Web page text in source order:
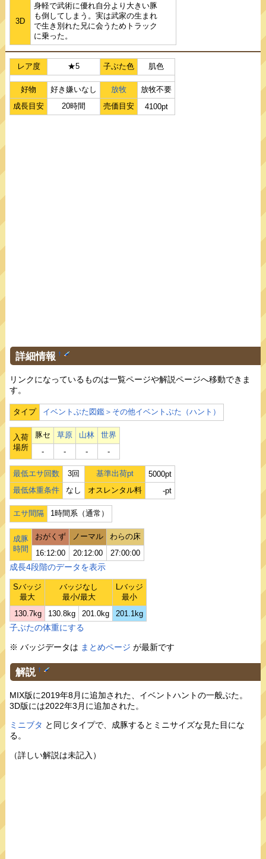
3D
身軽で武術に優れ自分より大きい豚
も倒してしまう。実は武家の生まれ
で生き別れた兄に会うためトラック
に乗った。
レア度 ★5 子ぶた色 肌色
好物 好き嫌いなし 放牧
放牧不要
成長目安
20時間 売価目安 4100pt
詳細情報 †
リンクになっているものは一覧ページや解説ページへ移動できま
す。
タイプ イベントぶた図鑑＞その他イベントぶた（ハント）
入荷
場所
豚セ 草原 山林
世界
‐
‐ ‐ ‐
最低エサ回数 3回 基準出荷pt
5000pt
最低体重条件
なし オスレンタル料 -pt
エサ間隔 1時間系（通常）
成豚
時間
おがくず ノーマル
わらの床
16:12:00
20:12:00 27:00:00
成長4段階のデータを表示
Sバッジ
最大
バッジなし
最小/最大
Lバッジ
最小
130.7kg
130.8kg 201.0kg 201.1kg
子ぶたの体重にする
※ バッジデータは まとめページ が最新です
解説 †
MIX版に2019年8月に追加された、イベントハントの一般ぶた。
3D版には2022年3月に追加された。
ミニブタ と同じタイプで、成豚するとミニサイズな見た目にな
る。
（詳しい解説は未記入）